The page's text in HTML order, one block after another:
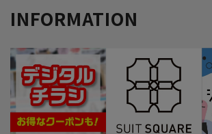
INFORMATION